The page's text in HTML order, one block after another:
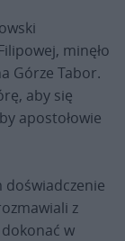
minęło
Górze Tabor.
aby się
apostołowie
doświadczenie
z
dokonać w